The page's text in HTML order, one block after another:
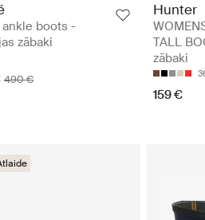
ankle boots -
zābaki
490 €
Hunter
TALL
zābaki
159 €